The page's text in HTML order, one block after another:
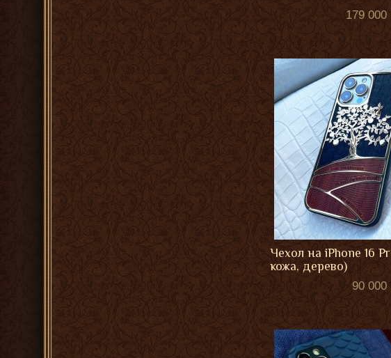
179 000
Чехол на iPhone 16
кожа, дерево)
90 000